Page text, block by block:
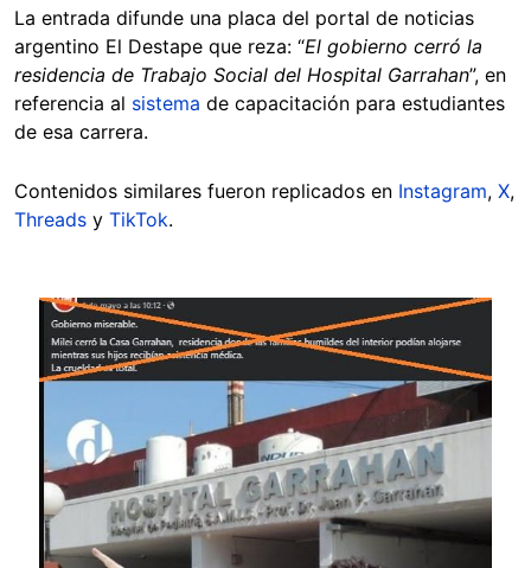
La entrada difunde una placa del portal de noticias
argentino El Destape que reza: “El gobierno cerró la
residencia de Trabajo Social del Hospital Garrahan”, en
referencia al sistema de capacitación para estudiantes
de esa carrera.
Contenidos similares fueron replicados en Instagram, X,
Threads y TikTok.
Image